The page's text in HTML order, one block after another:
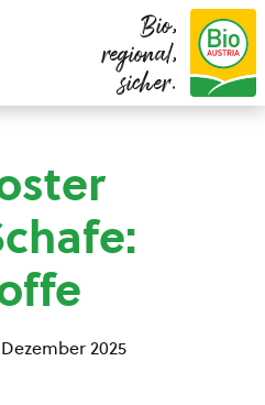
Bio,
regional,
sicher.
2025